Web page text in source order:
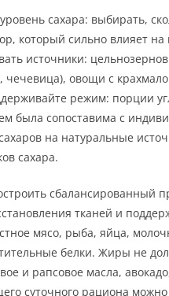
сахара: выбирать,
который сильно влияет
источники:
чечевица), овощи с
режим: порции
была сопоставима с
на натуральные
сахара.
сбалансированный
тканей и
мясо, рыба, яйца,
белки. Жиры не
и рапсовое масла,
суточного рациона